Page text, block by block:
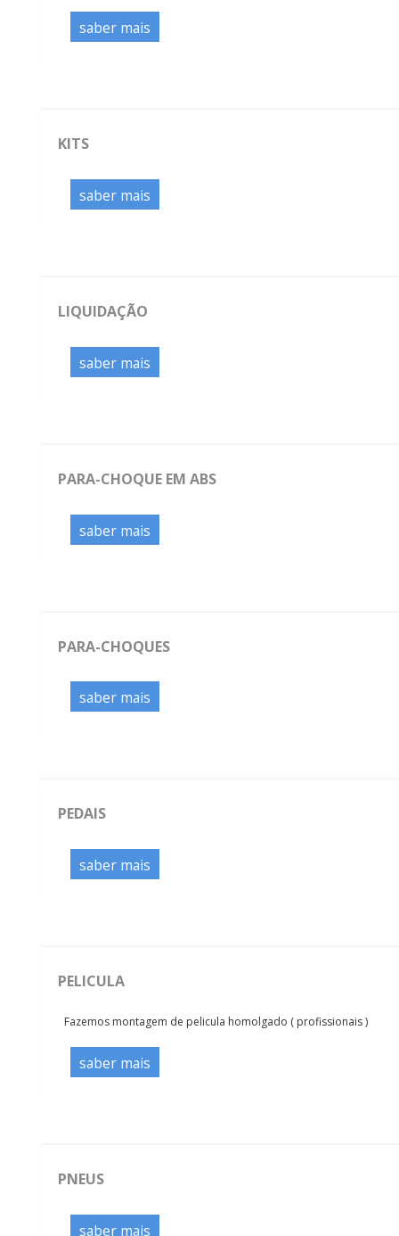
saber mais
KITS
saber mais
LIQUIDAÇÃO
saber mais
PARA-CHOQUE EM ABS
saber mais
PARA-CHOQUES
saber mais
PEDAIS
saber mais
PELICULA
Fazemos montagem de pelicula homolgado ( profissionais )
saber mais
PNEUS
saber mais